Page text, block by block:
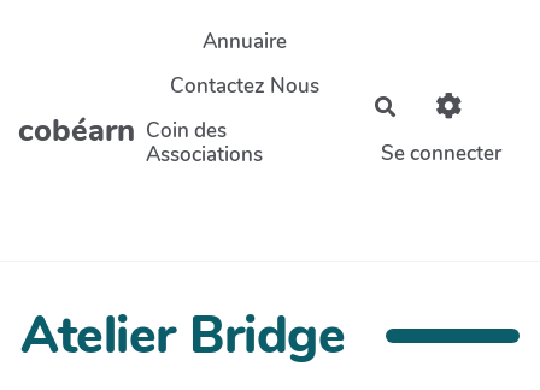
Aller au contenu principal
cobéarn
Annuaire
Contactez Nous
Coin des
Associations
Rechercher
Se connecter
Atelier Bridge